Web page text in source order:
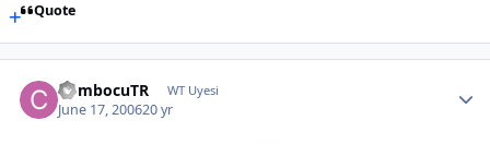
Quote
CombocuTR WT Uyesi
June 17, 200620 yr